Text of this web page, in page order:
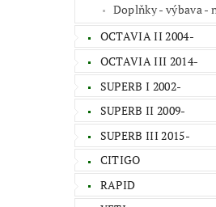
Doplňky - výbava -
OCTAVIA II 2004-
OCTAVIA III 2014-
SUPERB I 2002-
SUPERB II 2009-
SUPERB III 2015-
CITIGO
RAPID